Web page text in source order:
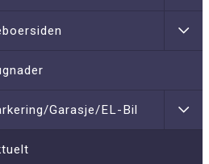
Garasje/EL-Bil